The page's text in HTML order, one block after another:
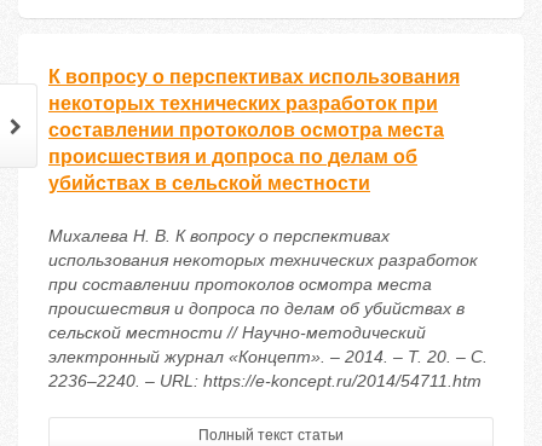
К вопросу о перспективах использования
некоторых технических разработок при
составлении протоколов осмотра места
происшествия и допроса по делам об
убийствах в сельской местности
Михалева Н. В. К вопросу о перспективах
использования некоторых технических разработок
при составлении протоколов осмотра места
происшествия и допроса по делам об убийствах в
сельской местности // Научно-методический
электронный журнал «Концепт». – 2014. – Т. 20. – С.
2236–2240. – URL: https://e-koncept.ru/2014/54711.htm
Полный текст статьи